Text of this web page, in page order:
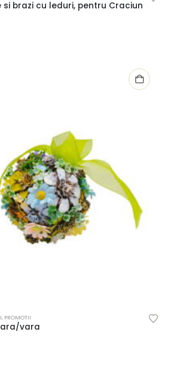
brazi cu leduri, pentru Craciun
, PROMOTII
vara